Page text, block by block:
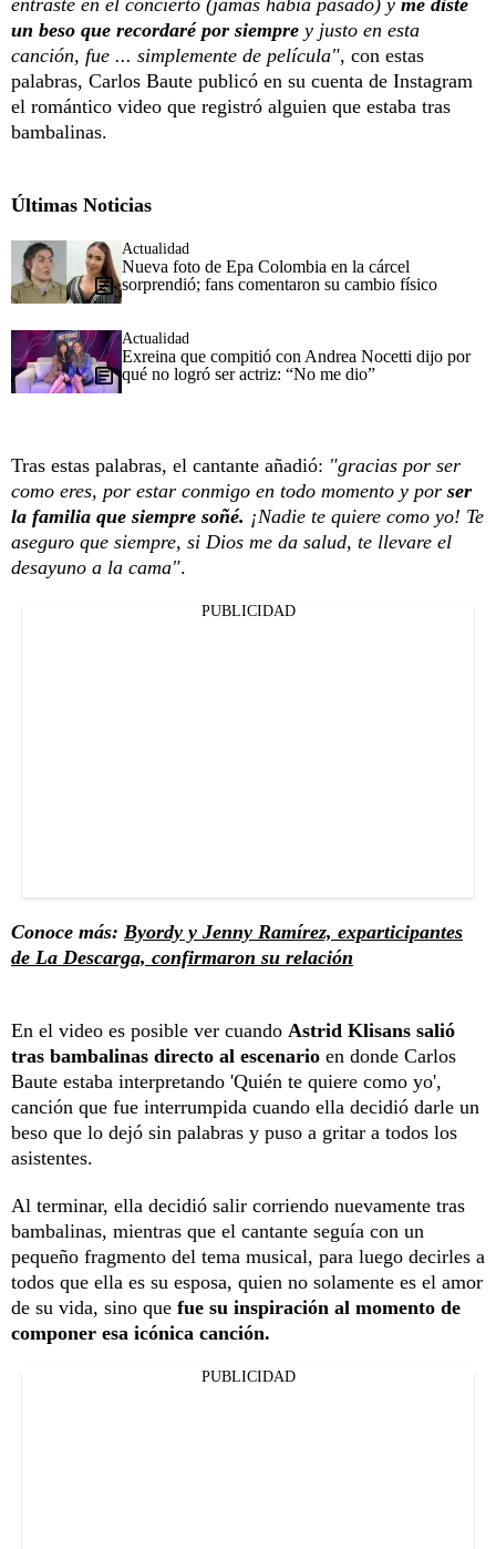
un beso que recordaré por siempre y justo en esta
canción, fue ... simplemente de película", con estas
palabras, Carlos Baute publicó en su cuenta de Instagram
el romántico video que registró alguien que estaba tras
bambalinas.
Últimas Noticias
Actualidad
Nueva foto de Epa Colombia en la cárcel
sorprendió; fans comentaron su cambio físico
Actualidad
Exreina que compitió con Andrea Nocetti dijo por
qué no logró ser actriz: “No me dio”
Tras estas palabras, el cantante añadió: "gracias por ser
como eres, por estar conmigo en todo momento y por ser
la familia que siempre soñé. ¡Nadie te quiere como yo! Te
aseguro que siempre, si Dios me da salud, te llevare el
desayuno a la cama".
PUBLICIDAD
Conoce más: Byordy y Jenny Ramírez, exparticipantes
de La Descarga, confirmaron su relación
En el video es posible ver cuando Astrid Klisans salió
tras bambalinas directo al escenario en donde Carlos
Baute estaba interpretando 'Quién te quiere como yo',
canción que fue interrumpida cuando ella decidió darle un
beso que lo dejó sin palabras y puso a gritar a todos los
asistentes.
Al terminar, ella decidió salir corriendo nuevamente tras
bambalinas, mientras que el cantante seguía con un
pequeño fragmento del tema musical, para luego decirles a
todos que ella es su esposa, quien no solamente es el amor
de su vida, sino que fue su inspiración al momento de
componer esa icónica canción.
PUBLICIDAD